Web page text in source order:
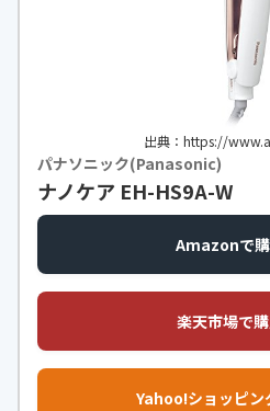
出典：https://
パナソニック(Panasonic)
ナノケア EH-HS9A-W
Amazonで
楽天市場で
Yahoo!ショッピン